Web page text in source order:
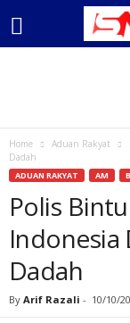
Home Aduan Rakyat
Dadah
ADUAN RAKYAT AM
Polis
Indonesia
Dadah
By Arif Razali - 10/10/